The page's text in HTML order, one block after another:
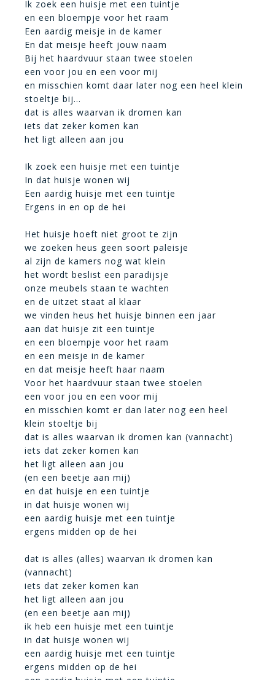
Ik zoek een huisje met een tuintje
en een bloempje voor het raam
Een aardig meisje in de kamer
En dat meisje heeft jouw naam
Bij het haardvuur staan twee stoelen
een voor jou en een voor mij
en misschien komt daar later nog een heel klein
stoeltje bij…
dat is alles waarvan ik dromen kan
iets dat zeker komen kan
het ligt alleen aan jou
Ik zoek een huisje met een tuintje
In dat huisje wonen wij
Een aardig huisje met een tuintje
Ergens in en op de hei
Het huisje hoeft niet groot te zijn
we zoeken heus geen soort paleisje
al zijn de kamers nog wat klein
het wordt beslist een paradijsje
onze meubels staan te wachten
en de uitzet staat al klaar
we vinden heus het huisje binnen een jaar
aan dat huisje zit een tuintje
en een bloempje voor het raam
en een meisje in de kamer
en dat meisje heeft haar naam
Voor het haardvuur staan twee stoelen
een voor jou en een voor mij
en misschien komt er dan later nog een heel
klein stoeltje bij
dat is alles waarvan ik dromen kan (vannacht)
iets dat zeker komen kan
het ligt alleen aan jou
(en een beetje aan mij)
en dat huisje en een tuintje
in dat huisje wonen wij
een aardig huisje met een tuintje
ergens midden op de hei
dat is alles (alles) waarvan ik dromen kan
(vannacht)
iets dat zeker komen kan
het ligt alleen aan jou
(en een beetje aan mij)
ik heb een huisje met een tuintje
in dat huisje wonen wij
een aardig huisje met een tuintje
ergens midden op de hei